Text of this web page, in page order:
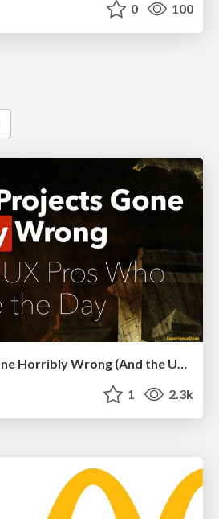
0 100
Digital Projects Gone Horribly Wrong (And the UX Pros Who Still Save the Day) - Dean Schuster
1 2.3k